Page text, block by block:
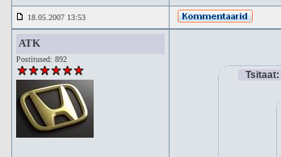
18.05.2007 13:53
ATK
Postitused: 892
Tsitaat: